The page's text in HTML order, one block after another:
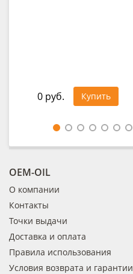
0 руб. Купить
OEM-OIL
О компании
Контакты
Точки выдачи
Доставка и оплата
Правила использования
Условия возврата и гарантии